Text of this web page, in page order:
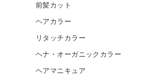
前髪カット
ヘアカラー
リタッチカラー
ヘナ・オーガニックカラー
ヘアマニキュア